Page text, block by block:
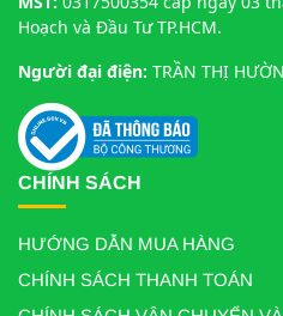
Hoạch và Đầu Tư TP.HCM.
Người đại điện: TRẦN THỊ
CHÍNH SÁCH
HƯỚNG DẪN MUA HÀNG
CHÍNH SÁCH THANH TOÁN